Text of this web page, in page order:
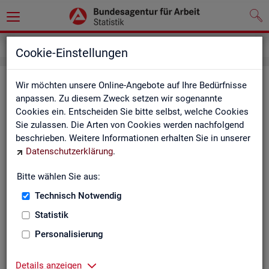
Cookie-Einstellungen
Wir möchten unsere Online-Angebote auf Ihre Bedürfnisse
anpassen. Zu diesem Zweck setzen wir sogenannte
Cookies ein. Entscheiden Sie bitte selbst, welche Cookies
Sie zulassen. Die Arten von Cookies werden nachfolgend
beschrieben. Weitere Informationen erhalten Sie in unserer
Datenschutzerklärung.
Bitte wählen Sie aus:
Technisch Notwendig
Statistik
Personalisierung
Details anzeigen
Im­pres­sum der Sta­tis­tik der Bun­
des­agen­tur für Ar­beit (BA)
In­for­ma­tio­nen über den Her­aus­ge­ber
Im­pres­sum der Bun­des­agen­tur für Ar­beit
Nut­zungs- und Be­zugs­be­din­gun­gen
Co­py­right und Mar­ken­schutz
Die In­hal­te des In­ter­net­auf­tritts der BA sowie die Pro­duk­te
der Sta­tis­tik der BA ste­hen im geis­ti­gen Ei­gen­tum der BA und